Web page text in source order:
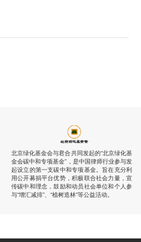
北京绿化基金会与君合共同发起的“北京绿化基
金会碳中和专项基金”，是中国律师行业参与发
起设立的第一支碳中和专项基金。旨在充分利
用公开募捐平台优势，积极联合社会力量，宣
传碳中和理念，鼓励和动员社会单位和个人参
与“增汇减排”、“植树造林”等公益活动。